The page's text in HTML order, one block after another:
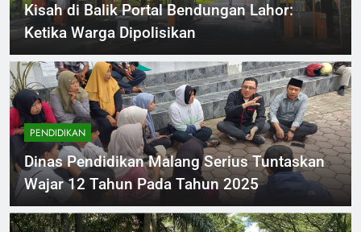
Kisah di Balik Portal Bendungan Lahor:
Ketika Warga Dipolisikan
PENDIDIKAN
Dinas Pendidikan Malang Serius Tuntaskan
Wajar 12 Tahun Pada Tahun 2025